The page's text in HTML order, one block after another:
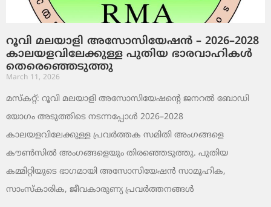
റൂവി മലയാളി അസോസിയേഷൻ – 2026–2028
കാലയളവിലേക്കുള്ള പുതിയ ഭാരവാഹികൾ
തെരെഞ്ഞെടുത്തു
March 11, 2026
മസ്കറ്റ്: റൂവി മലയാളി അസോസിയേഷന്റെ ജനറൽ ബോഡി
യോഗം അടുത്തിടെ നടന്നപ്പോൾ 2026–2028
കാലയളവിലേക്കുള്ള പ്രവർത്തക സമിതി അംഗങ്ങളെ
കൗൺസിൽ അംഗങ്ങളെയും തിരഞ്ഞെടുത്തു. പുതിയ
കമ്മിറ്റിയുടെ ഭാഗമായി അസോസിയേഷൻ സാമൂഹിക,
സാംസ്‌കാരിക, ജീവകാരുണ്യ പ്രവർത്തനങ്ങൾ